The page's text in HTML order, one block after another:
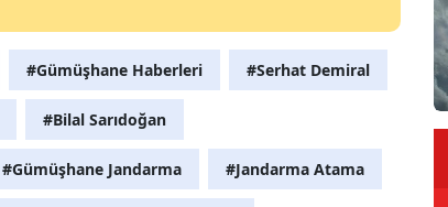
Niğde
Ordu
Sakarya
#Gümüşhane Haberleri #Serhat Demiral
#Bilal Sarıdoğan
#Gümüşhane Jandarma #Jandarma Atama